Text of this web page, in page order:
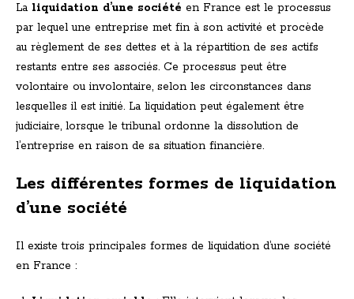
La liquidation d’une société en France est le processus
par lequel une entreprise met fin à son activité et procède
au règlement de ses dettes et à la répartition de ses actifs
restants entre ses associés. Ce processus peut être
volontaire ou involontaire, selon les circonstances dans
lesquelles il est initié. La liquidation peut également être
judiciaire, lorsque le tribunal ordonne la dissolution de
l’entreprise en raison de sa situation financière.
Les différentes formes de liquidation
d’une société
Il existe trois principales formes de liquidation d’une société
en France :